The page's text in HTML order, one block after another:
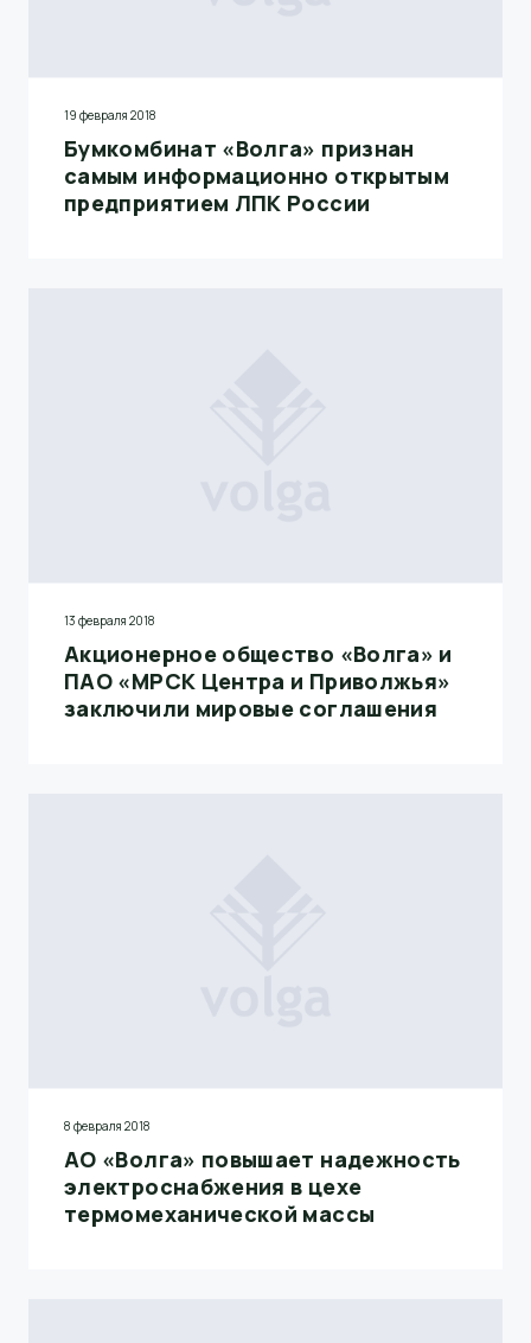
19 февраля 2018
Бумкомбинат «Волга» признан
самым информационно открытым
предприятием ЛПК России
13 февраля 2018
Акционерное общество «Волга» и
ПАО «МРСК Центра и Приволжья»
заключили мировые соглашения
8 февраля 2018
АО «Волга» повышает надежность
электроснабжения в цехе
термомеханической массы